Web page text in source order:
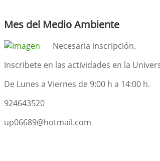
Mes del Medio Ambiente
Necesaria inscripción.
Inscribete en las actividades en la
De Lunes a Viernes de 9:00 h a 14:00 h.
924643520
up06689@hotmail.com